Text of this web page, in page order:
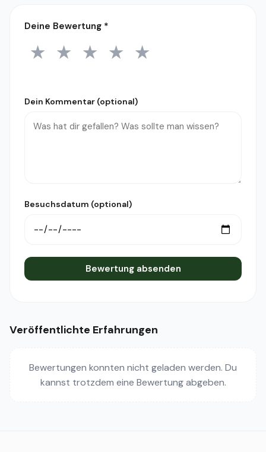
Deine Bewertung *
1 Stern
★ 2 Sterne
★ 3 Sterne
★ 4 Sterne
★ 5 Sterne
★
Dein Kommentar (optional)
Besuchsdatum (optional)
Bewertung absenden
Veröffentlichte Erfahrungen
Bewertungen konnten nicht geladen werden. Du
kannst trotzdem eine Bewertung abgeben.